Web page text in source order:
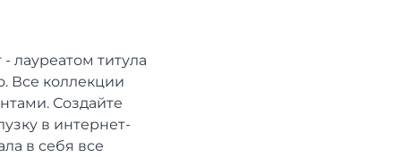
титула
Все коллекции
Создайте
в интернет-
в себя все